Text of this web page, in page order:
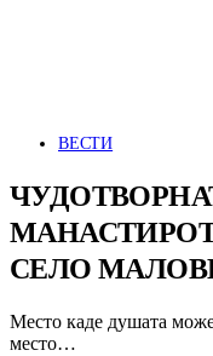
ВЕСТИ
МАНАСТИРОТ
СЕЛО
Место каде душата може
место…